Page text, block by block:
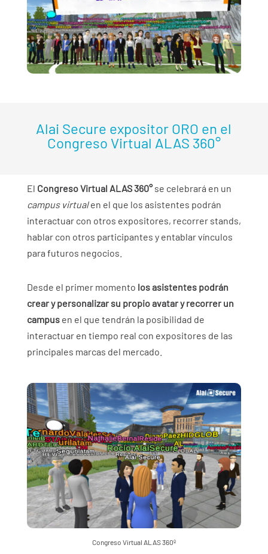
Alai Secure expositor ORO en el
Congreso Virtual ALAS 360°
El Congreso Virtual ALAS 360°se celebrará en un
campus virtualen el que los asistentes podrán
interactuar con otros expositores, recorrer stands,
hablar con otros participantes y entablar vínculos
para futuros negocios.
Desde el primer momento los asistentes podrán
crear y personalizar su propio avatar y recorrer un
campusen el que tendrán la posibilidad de
interactuar en tiempo real con expositores de las
principales marcas del mercado.
Congreso Virtual ALAS 360º